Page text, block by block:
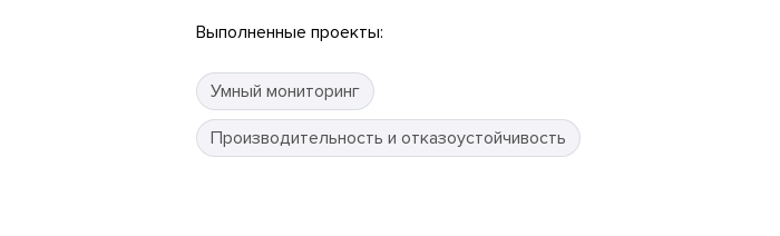
Выполненные проекты:
Умный мониторинг
Производительность и отказоустойчивость